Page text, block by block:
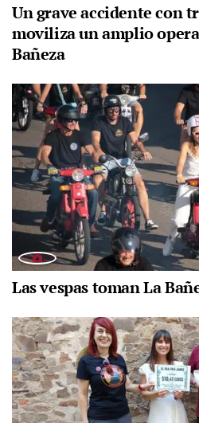
Un grave accidente con
moviliza un amplio
Bañeza
Las vespas toman La